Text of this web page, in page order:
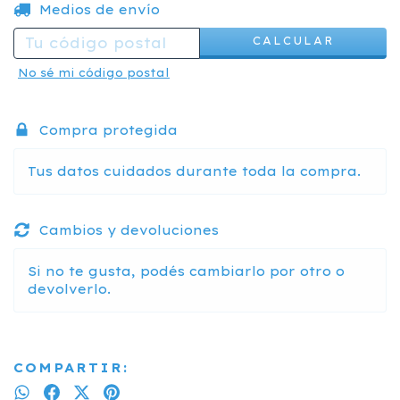
Entregas para el CP:
Medios de envío
CALCULAR
No sé mi código postal
Compra protegida
Tus datos cuidados durante toda la compra.
Cambios y devoluciones
Si no te gusta, podés cambiarlo por otro o
devolverlo.
COMPARTIR: